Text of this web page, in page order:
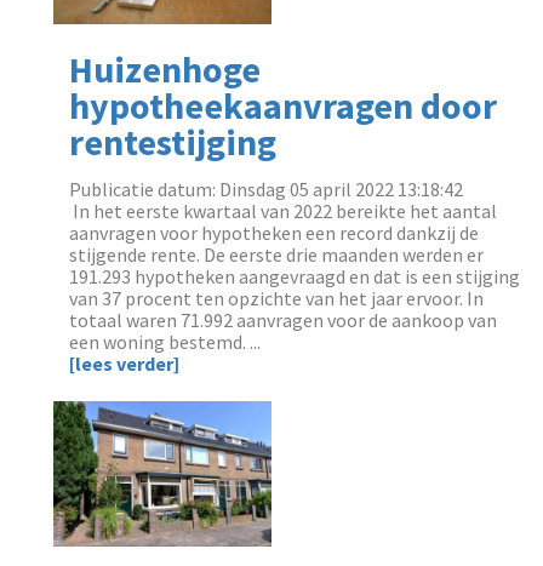
Huizenhoge
hypotheekaanvragen door
rentestijging
Publicatie datum: Dinsdag 05 april 2022 13:18:42
‌ In het eerste kwartaal van 2022 bereikte het aantal
aanvragen voor hypotheken een record dankzij de
stijgende rente. De eerste drie maanden werden er
191.293 hypotheken aangevraagd en dat is een stijging
van 37 procent ten opzichte van het jaar ervoor. In
totaal waren 71.992 aanvragen voor de aankoop van
een woning bestemd. ...
[lees verder]